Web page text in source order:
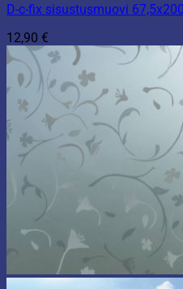
D-c-fix sisustusmuovi
12,90 €